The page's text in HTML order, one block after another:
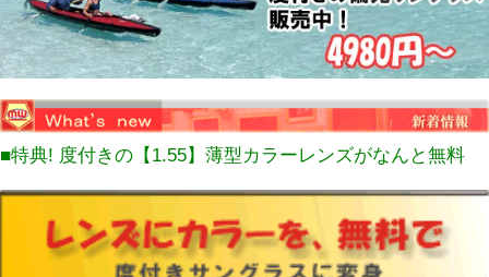
■特典! 度付きの【1.55】薄型カラーレンズがなんと無料